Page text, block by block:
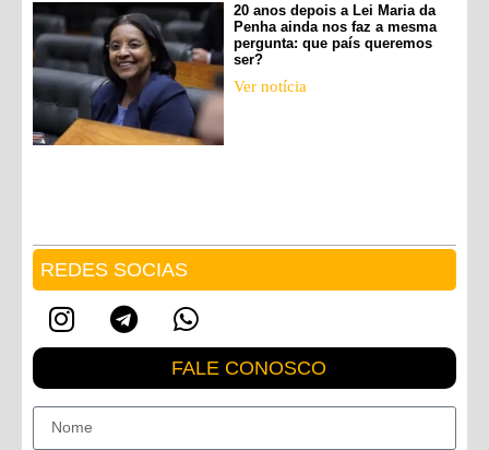
20 anos depois a Lei Maria da
Penha ainda nos faz a mesma
pergunta: que país queremos
ser?
Ver notícia
REDES SOCIAS
FALE CONOSCO